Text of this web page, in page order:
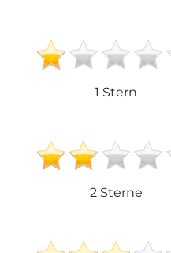
1 Stern
2 Sterne